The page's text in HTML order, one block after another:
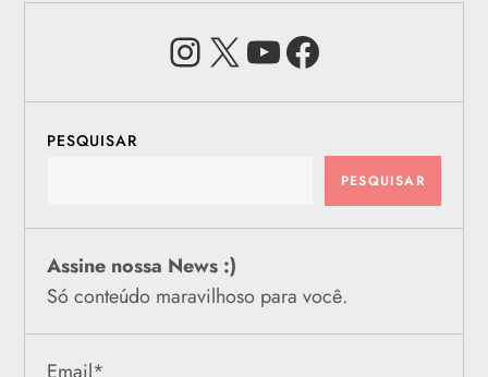
Instagram
X Youtube
PESQUISAR
PESQUISAR
Assine nossa News :)
Só conteúdo maravilhoso para você.